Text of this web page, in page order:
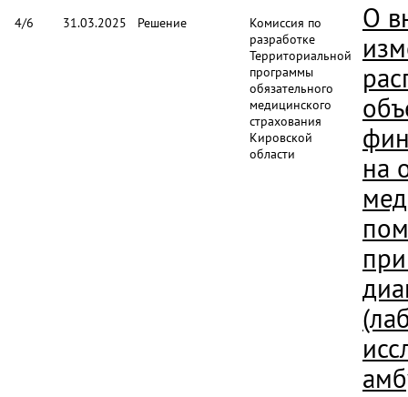
4/6 31.03.2025 Решение
Комиссия по
разработке
Территориальной
программы
обязательного
медицинского
страхования
Кировской
области
О
на